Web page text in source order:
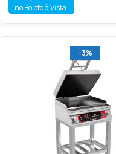
no Boleto à Vista
-3%